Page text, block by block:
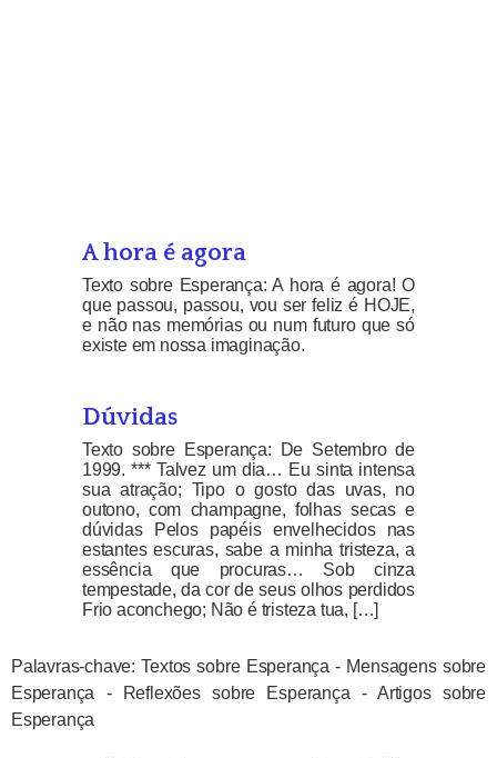
A hora é agora
Texto sobre Esperança: A hora é agora! O
que passou, passou, vou ser feliz é HOJE,
e não nas memórias ou num futuro que só
existe em nossa imaginação.
Dúvidas
Texto sobre Esperança: De Setembro de
1999. *** Talvez um dia… Eu sinta intensa
sua atração; Tipo o gosto das uvas, no
outono, com champagne, folhas secas e
dúvidas Pelos papéis envelhecidos nas
estantes escuras, sabe a minha tristeza, a
essência que procuras… Sob cinza
tempestade, da cor de seus olhos perdidos
Frio aconchego; Não é tristeza tua, […]
Palavras-chave: Textos sobre Esperança - Mensagens sobre
Esperança - Reflexões sobre Esperança - Artigos sobre
Esperança